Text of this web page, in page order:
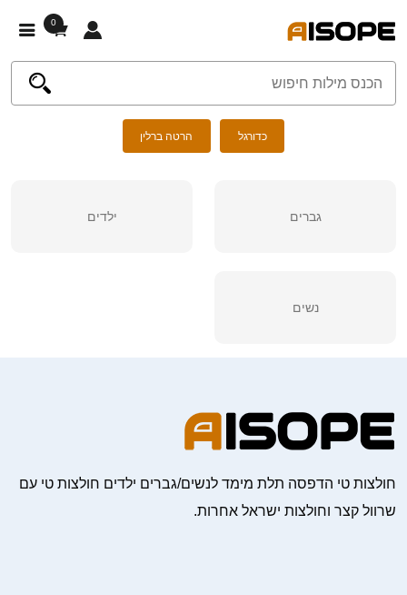
0
כדורגל הרטה ברלין
גברים ילדים
נשים
חולצות טי הדפסה תלת מימד לנשים/גברים ילדים חולצות טי עם
שרוול קצר וחולצות ישראל אחרות.